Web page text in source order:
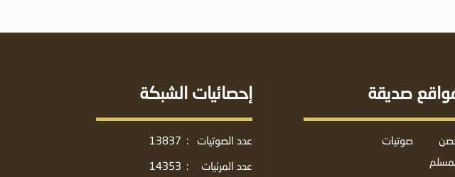
صديقة
صوتيات
إحصائيات الشبكة
عدد الصوتيات :
13837
عدد المرئيات
:
14353